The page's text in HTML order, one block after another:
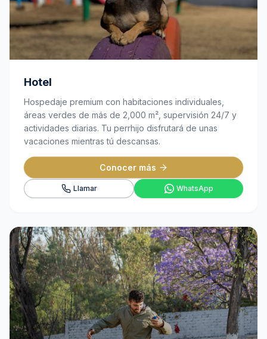
Hotel
Hospedaje premium con habitaciones individuales,
áreas verdes de más de 2,000 m², supervisión 24/7 y
actividades diarias. Tu perrhijo disfrutará de unas
vacaciones mientras tú descansas.
Conocer más
Llamar WhatsApp